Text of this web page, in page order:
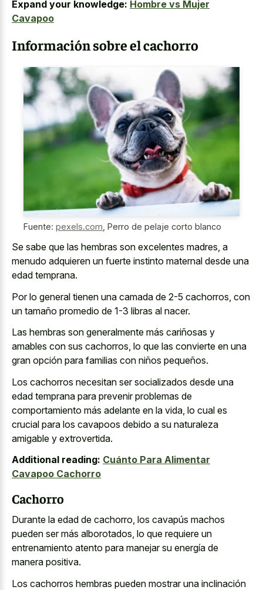
Expand your knowledge: Hombre vs Mujer
Cavapoo
Información sobre el cachorro
Fuente: pexels.com Perro de pelaje corto blanco
Se sabe que las hembras son excelentes madres, a
menudo adquieren un fuerte instinto maternal desde una
edad temprana.
Por lo general tienen una camada de 2-5 cachorros, con
un tamaño promedio de 1-3 libras al nacer.
Las hembras son generalmente más cariñosas y
amables con sus cachorros, lo que las convierte en una
gran opción para familias con niños pequeños.
Los cachorros necesitan ser socializados desde una
edad temprana para prevenir problemas de
comportamiento más adelante en la vida, lo cual es
crucial para los cavapoos debido a su naturaleza
amigable y extrovertida.
Additional reading: Cuánto Para Alimentar
Cavapoo Cachorro
Cachorro
Durante la edad de cachorro, los cavapús machos
pueden ser más alborotados, lo que requiere un
entrenamiento atento para manejar su energía de
manera positiva.
Los cachorros hembras pueden mostrar una inclinación